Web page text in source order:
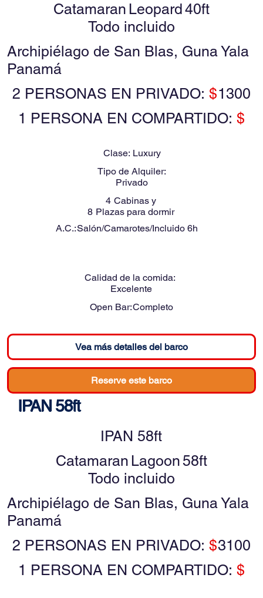
Catamaran Leopard40ft
Todo incluido
Archipiélago de San Blas, Guna Yala
Panamá
2 PERSONAS EN PRIVADO:$1300
1 PERSONA EN COMPARTIDO: $
Clase: Luxury
Tipo de Alquiler:
Privado
4 Cabinas y
8 Plazas para dormir
A.C.:Salón/Camarotes/Incluido 6h
Calidad de la comida:
Excelente
Open Bar:Completo
Vea más detalles del barco
Reserve este barco
IPAN 58ft
IPAN 58ft
Catamaran Lagoon58ft
Todo incluido
Archipiélago de San Blas, Guna Yala
Panamá
2 PERSONAS EN PRIVADO:$3100
1 PERSONA EN COMPARTIDO: $